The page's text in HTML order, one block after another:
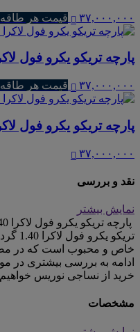
۳۷,۰۰۰,۰۰۰ قیمت هر طاقه
پارچه تریکو یکرو فول لاکرا 1.40 گردباف |
۳۷,۰۰۰,۰۰۰ قیمت هر طاقه
پارچه تریکو یکرو فول لاکرا 1.40 گردباف |
۳۷,۰۰۰,۰۰۰
نقد و بررسی
نمایش بیشتر
خاص و محبوب است که در
خرید از نساجی نوریس
مشخصات